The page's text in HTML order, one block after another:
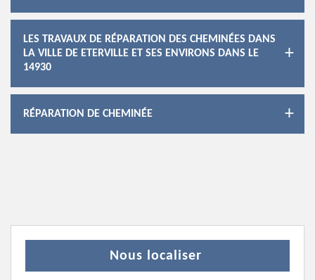
LES TRAVAUX DE RÉPARATION DES CHEMINÉES DANS
LA VILLE DE ETERVILLE ET SES ENVIRONS DANS LE
14930
RÉPARATION DE CHEMINÉE
Nous localiser